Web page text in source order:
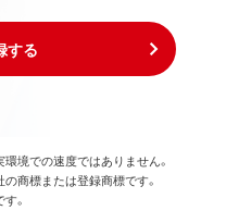
する
境での速度ではありません。
商標または登録商標です。
。